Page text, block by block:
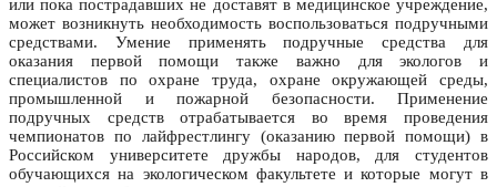
или пока пострадавших не доставят в медицинское учреждение,
может возникнуть необходимость воспользоваться подручными
средствами. Умение применять подручные средства для
оказания первой помощи также важно для экологов и
специалистов по охране труда, охране окружающей среды,
промышленной и пожарной безопасности. Применение
подручных средств отрабатывается во время проведения
чемпионатов по лайфрестлингу (оказанию первой помощи) в
Российском университете дружбы народов, для студентов
обучающихся на экологическом факультете и которые могут в